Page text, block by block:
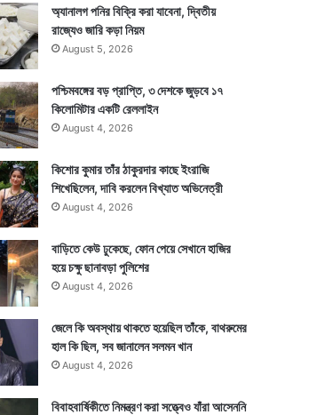
অ্যানালগ পনির বিক্রি করা যাবেনা, দ্বিতীয়
রাজ্যেও জারি কড়া নিয়ম
August 5, 2026
পশ্চিমবঙ্গের বড় প্রাপ্তি, ৩ দেশকে জুড়বে ১৭
কিলোমিটার একটি রেললাইন
August 4, 2026
কিশোর কুমার তাঁর ঠাকুরদার কাছে ইংরাজি
শিখেছিলেন, দাবি করলেন বিখ্যাত অভিনেত্রী
August 4, 2026
বাড়িতে কেউ ঢুকেছে, ফোন পেয়ে সেখানে হাজির
হয়ে চক্ষু ছানাবড়া পুলিশের
August 4, 2026
জেলে কি অবস্থায় থাকতে হয়েছিল তাঁকে, বাথরুমের
হাল কি ছিল, সব জানালেন সলমন খান
August 4, 2026
বিবাহবার্ষিকীতে নিমন্ত্রণ করা সত্ত্বেও যাঁরা আসেননি